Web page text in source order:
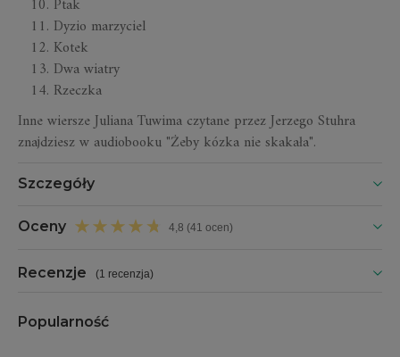
Ptak
Dyzio marzyciel
Kotek
Dwa wiatry
Rzeczka
Inne wiersze Juliana Tuwima czytane przez Jerzego Stuhra
znajdziesz w audiobooku "Żeby kózka nie skakała".
Szczegóły
Oceny 4,8 (41 ocen)
Recenzje (1 recenzja)
Popularność